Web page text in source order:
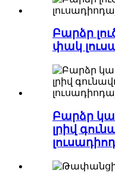
Բարձր
փակ
Բարձր
լրիվ